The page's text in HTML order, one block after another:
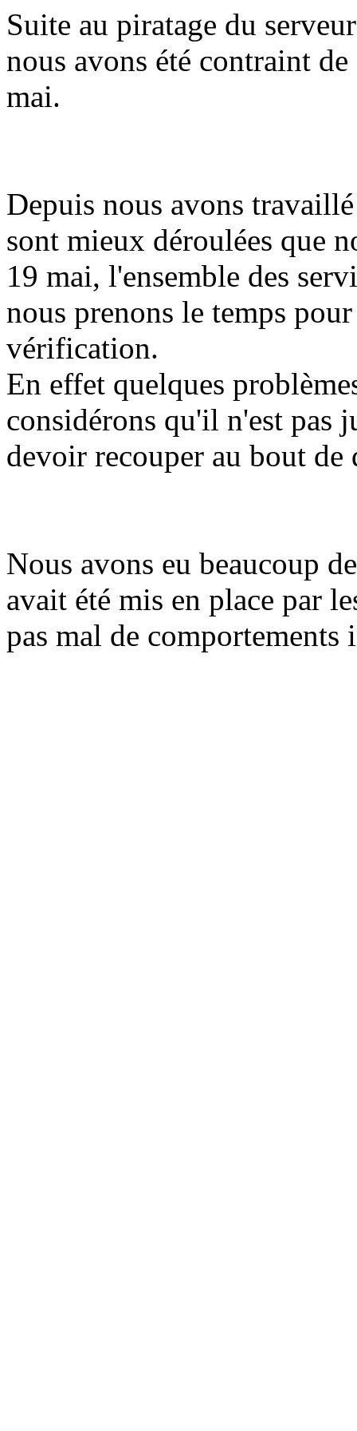
Suite au piratage du
nous avons été contraint
mai.
Depuis nous avons
sont mieux déroulées que
19 mai, l'ensemble des
nous prenons le temps
vérification.
En effet quelques
considérons qu'il n'est pas
devoir recouper au bout de
Nous avons eu beaucoup
avait été mis en place par
pas mal de comportements